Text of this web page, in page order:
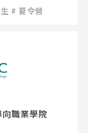
夏令營
職業學院